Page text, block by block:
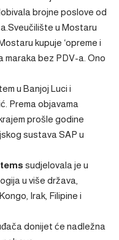
brojne poslove od
u Mostaru
kupuje ‘opreme i
maraka bez PDV-a. Ono
u Banjoj Luci i
Prema objavama
prošle godine
sustava SAP u
sudjelovala je u
u više država,
Irak, Filipine i
donijet će nadležna